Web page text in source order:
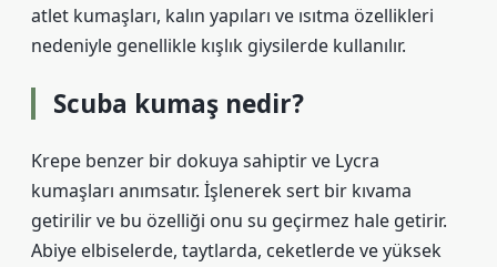
atlet kumaşları, kalın yapıları ve ısıtma özellikleri
nedeniyle genellikle kışlık giysilerde kullanılır.
Scuba kumaş nedir?
Krepe benzer bir dokuya sahiptir ve Lycra
kumaşları anımsatır. İşlenerek sert bir kıvama
getirilir ve bu özelliği onu su geçirmez hale getirir.
Abiye elbiselerde, taytlarda, ceketlerde ve yüksek